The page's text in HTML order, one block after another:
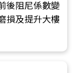
後阻尼係數變
損及提升大樓